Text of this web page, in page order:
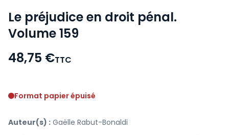
Le préjudice en droit pénal.
Volume 159
48,75 €TTC
Format papier épuisé
Auteur(s) : Gaëlle Rabut-Bonaldi